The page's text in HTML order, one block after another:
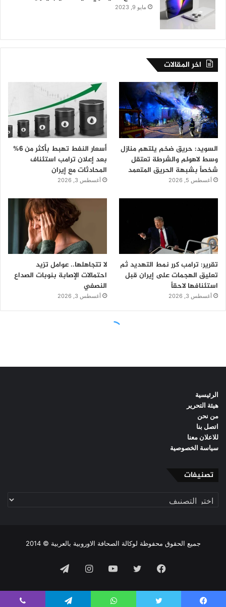
الرئيسية
هيئة التحرير
من نحن
اتصل بنا
للاعلان معنا
سياسة الخصوصية
تصنيفات
تصنيفات
جميع الحقوق محفوظة لوكالة الصحافة الاوروبية بالعربية © 2014
فيسبوك تويتر يوتيوبانستقرامتيلقرام